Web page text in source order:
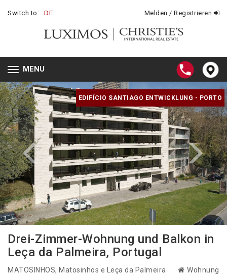
Switch to: DE Melden / Registrieren
Toggle
navigation
MENU
EDIFÍCIO SANTIAGO ENTWICKLUNG - PORTO
Drei-Zimmer-Wohnung und Balkon in
Leça da Palmeira, Portugal
MATOSINHOS, Matosinhos e Leça da Palmeira
Wohnung